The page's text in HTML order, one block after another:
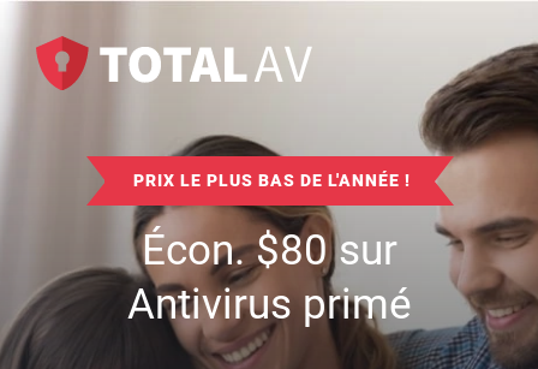
PRIX LE PLUS BAS DE L'ANNÉE !
Écon.$80sur
Antivirus primé